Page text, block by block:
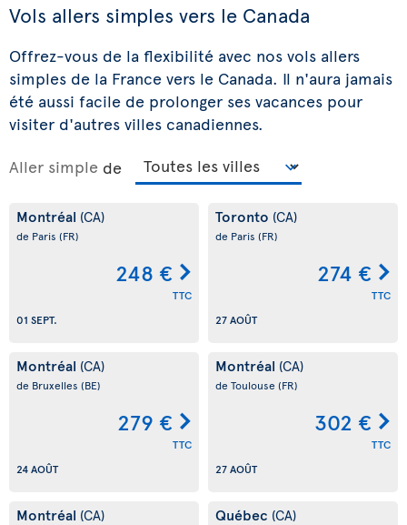
Vols allers simples vers le Canada
Offrez-vous de la flexibilité avec nos vols allers
simples de la France vers le Canada. Il n'aura jamais
été aussi facile de prolonger ses vacances pour
visiter d'autres villes canadiennes.
Aller simple de
Montréal (CA)
de Paris (FR)
248 €
TTC
01 SEPT.
Toronto (CA)
de Paris (FR)
274 €
TTC
27 AOÛT
Montréal (CA)
de Bruxelles (BE)
279 €
TTC
24 AOÛT
Montréal (CA)
de Toulouse (FR)
302 €
TTC
27 AOÛT
Montréal (CA) Québec (CA)